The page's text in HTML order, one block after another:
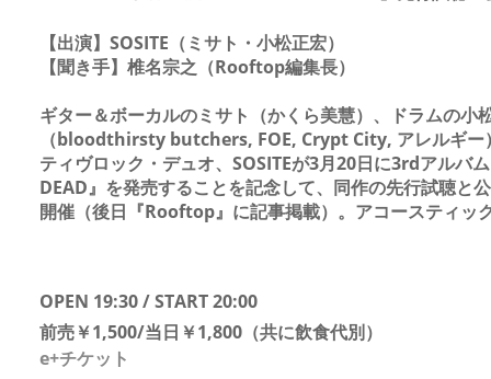
【出演】SOSITE（ミサト・小松正宏）
【聞き手】椎名宗之（Rooftop編集長）
ギター＆ボーカルのミサト（かくら美慧）、ドラムの小
（bloodthirsty butchers, FOE, Crypt City, アレルギー
ティヴロック・デュオ、SOSITEが3月20日に3rdアルバ
DEAD』を発売することを記念して、同作の先行試聴と
開催（後日『Rooftop』に記事掲載）。アコースティッ
OPEN 19:30 / START 20:00
前売￥1,500/当日￥1,800（共に飲食代別）
e+チケット